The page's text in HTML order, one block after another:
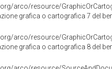
grafica o cartografica 7 del
grafica o cartografica 8 del